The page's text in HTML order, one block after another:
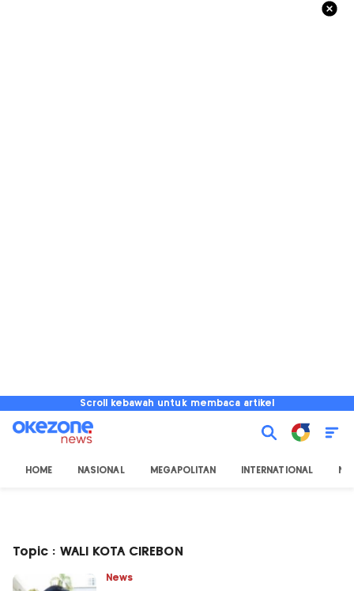
Scroll kebawah untuk membaca artikel
HOME NASIONAL MEGAPOLITAN INTERNATIONAL
Topic : WALI KOTA CIREBON
News